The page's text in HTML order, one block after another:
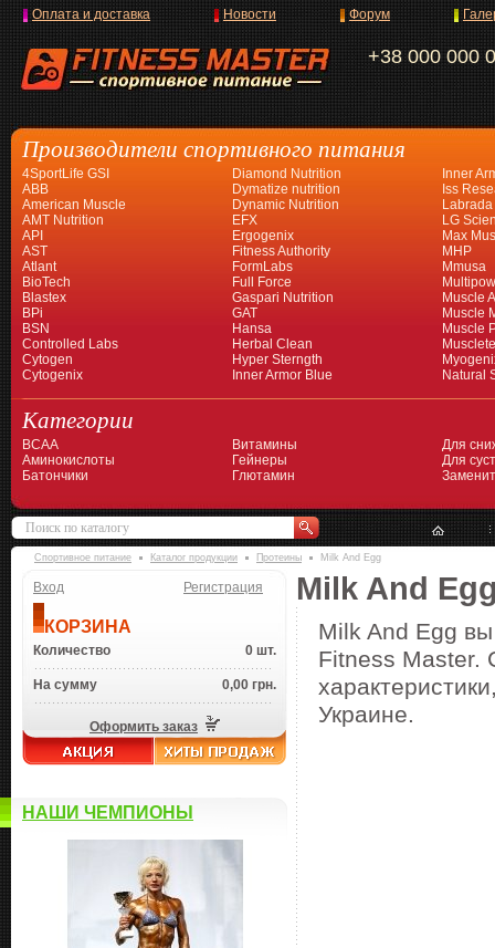
+38 000 000
Оплата и доставка Новости Форум
Производители спортивного питания
4SportLife GSI
ABB
American Muscle
AMT Nutrition
API
AST
Atlant
BioTech
Blastex
BPi
BSN
Controlled Labs
Cytogen
Cytogenix
Diamond Nutrition
Dymatize nutrition
Dynamic Nutrition
EFX
Ergogenix
Fitness Authority
FormLabs
Full Force
Gaspari Nutrition
GAT
Hansa
Herbal Clean
Hyper Sterngth
Inner Armor Blue
Inner
Iss
Labrada
LG
Max
MHP
Mmusa
Muscle
Muscle
Muscle
Natural
Категории
BCAA
Аминокислоты
Батончики
Витамины
Гейнеры
Глютамин
Для
Для
Спортивное питание Каталог продукции Протеины Milk And Egg
Вход Регистрация
КОРЗИНА
Количество 0 шт.
На сумму 0,00 грн.
Оформить заказ
НАШИ ЧЕМПИОНЫ
Milk And
Milk And Egg
Fitness Master.
Украине.